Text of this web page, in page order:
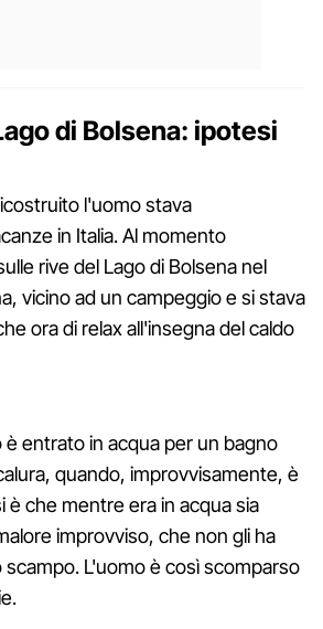
di Bolsena: ipotesi
l'uomo stava
in Italia. Al momento
rive del Lago di Bolsena nel
vicino ad un campeggio e si stava
ora di relax all'insegna del caldo
entrato in acqua per un bagno
quando, improvvisamente, è
è che mentre era in acqua sia
improvviso, che non gli ha
L'uomo è così scomparso